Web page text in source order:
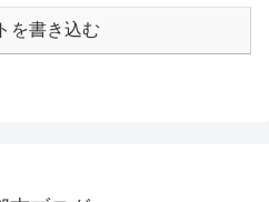
を書き込む